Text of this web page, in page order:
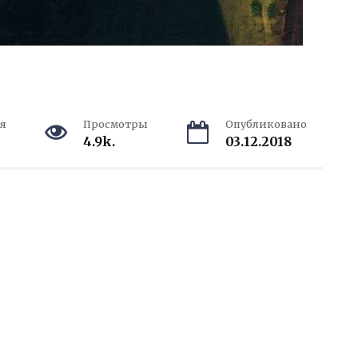
Просмотры
4.9k.
Опубликовано
03.12.2018